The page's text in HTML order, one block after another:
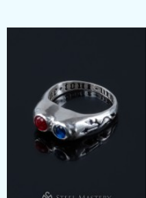
dans la tradition joaillière